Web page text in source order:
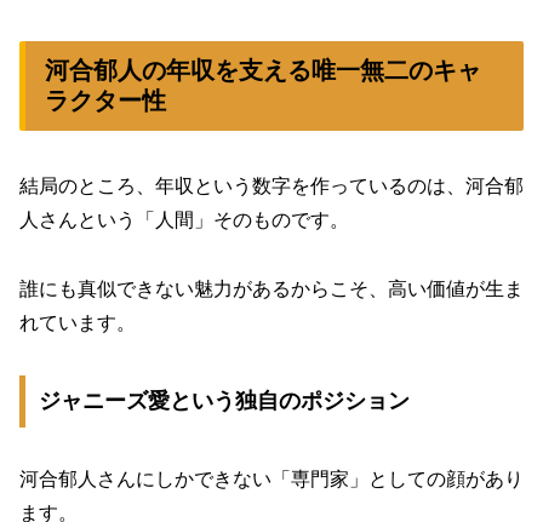
河合郁人の年収を支える唯一無二のキャ
ラクター性
結局のところ、年収という数字を作っているのは、河合郁
人さんという「人間」そのものです。
誰にも真似できない魅力があるからこそ、高い価値が生ま
れています。
ジャニーズ愛という独自のポジション
河合郁人さんにしかできない「専門家」としての顔があり
ます。